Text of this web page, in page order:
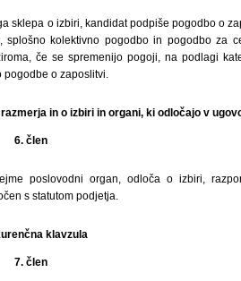
sklepa o izbiri, kandidat podpiše pogodbo o
kolektivno pogodbo in pogodbo za
če se spremenijo pogoji, na podlagi
o zaposlitvi.
in o izbiri in organi, ki odločajo v
6. člen
poslovodni organ, odloča o izbiri,
s statutom podjetja.
klavzula
7. člen